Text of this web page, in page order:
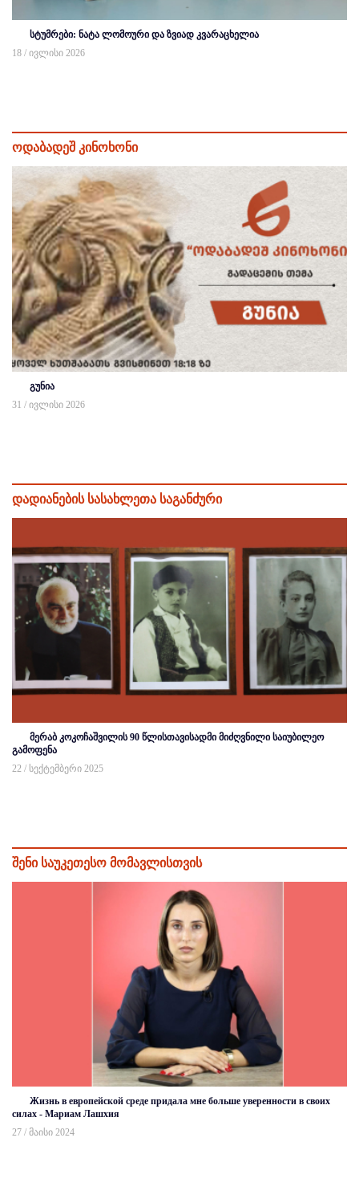
სტუმრები: ნატა ლომოური და ზვიად კვარაცხელია
18 / ივლისი 2026
ოდაბადეშ კინოხონი
გუნია
31 / ივლისი 2026
დადიანების სასახლეთა საგანძური
მერაბ კოკოჩაშვილის 90 წლისთავისადმი მიძღვნილი საიუბილეო
გამოფენა
22 / სექტემბერი 2025
შენი საუკეთესო მომავლისთვის
Жизнь в европейской среде придала мне больше уверенности в своих
силах - Мариам Лашхия
27 / მაისი 2024